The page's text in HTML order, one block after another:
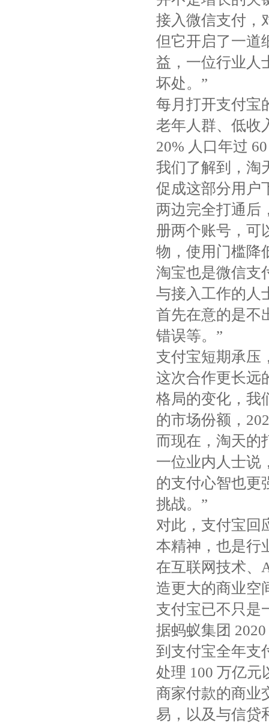
接入微信支付，
但它开启了一道
益，一位行业人
坏处。”
每月打开支付宝
老年人群、低收
20% 人口年过
我们了解到，淘
促成这部分用户
两边完全打通后
册两个账号，可
物，使用门槛降
淘宝也是微信支
与接入工作的人
首先在意的是不
错误等。”
支付宝短期承压
这次合作更长远
格局的变化，我
的市场份额，
而现在，淘天的
一位业内人士说
的支付心智也更
挑战。”
对此，支付宝回
本精神，也是行
在互联网技术、
造更大的商业空
支付宝已不只是
据蚂蚁集团
到支付宝全年支
处理 100 万亿
商家付款的商业
易，以及与信贷